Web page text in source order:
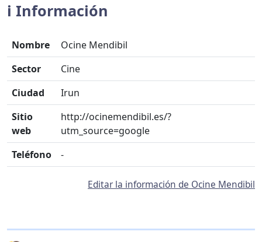
ℹ️ Información
Nombre
Ocine Mendibil
Sector
Cine
Ciudad
Irun
Sitio
web
http://ocinemendibil.es/?
utm_source=google
Teléfono
-
Editar la información de Ocine Mendibil